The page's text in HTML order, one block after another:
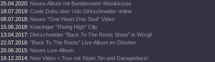
25.04.2020: Neues Album mit Bundeswehr-Musikkorps
18.07.2019: Coole Doku über Udo Dirkschneider online
08.07.2018: Neues "One Heart One Soul" Video
15.06.2018: Knackiger "Rising High" Clip
13.04.2017: Dirkschneider "Back To The Roots Show" in Wörgl!
22.07.2016: "Back To The Roots" Live-Album im Oktober.
20.06.2015: Neues Live-Album
19.12.2014: New Video + Tour mit Sister Sin und Garagedays!